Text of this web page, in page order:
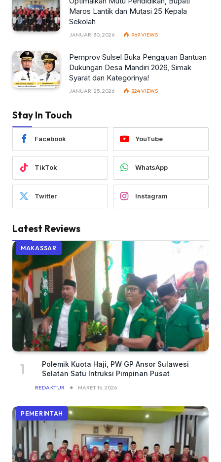
Maros Lantik dan Mutasi 25 Kepala
Sekolah
JANUARI 30, 2026 969VIEWS
Pemprov Sulsel Buka Pengajuan Bantuan
Dukungan Desa Mandiri 2026, Simak
Syarat dan Kategorinya!
JANUARI 25, 2026 824VIEWS
Stay In Touch
Facebook YouTube
TikTok WhatsApp
Twitter Instagram
Latest Reviews
MAKASSAR
Polemik Kuota Haji, PW GP Ansor Sulawesi
Selatan Satu Intruksi Pimpinan Pusat
REDAKTUR MARET 16, 2026
PEMERINTAH